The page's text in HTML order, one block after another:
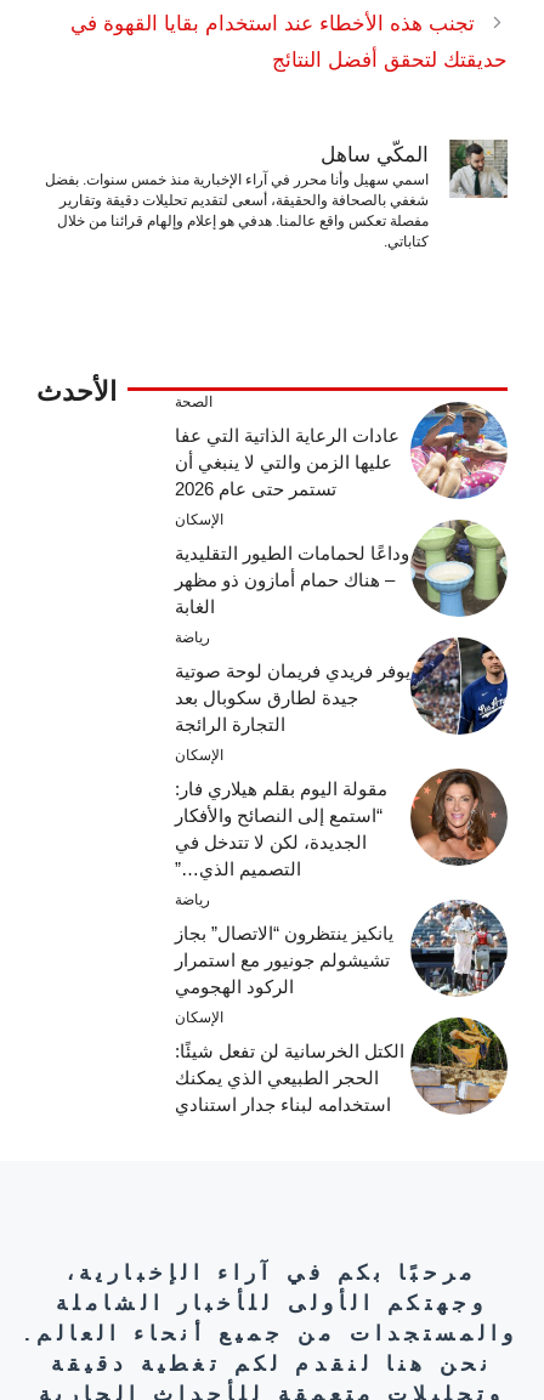
تجنب هذه الأخطاء عند استخدام بقايا القهوة في
حديقتك لتحقق أفضل النتائج
المكّي ساهل
اسمي سهيل وأنا محرر في آراء الإخبارية منذ خمس سنوات. بفضل
شغفي بالصحافة والحقيقة، أسعى لتقديم تحليلات دقيقة وتقارير
مفصلة تعكس واقع عالمنا. هدفي هو إعلام وإلهام قرائنا من خلال
كتاباتي.
الأحدث الصحة
عادات الرعاية الذاتية التي عفا
عليها الزمن والتي لا ينبغي أن
تستمر حتى عام 2026
الإسكان
وداعًا لحمامات الطيور التقليدية
– هناك حمام أمازون ذو مظهر
الغابة
رياضة
يوفر فريدي فريمان لوحة صوتية
جيدة لطارق سكوبال بعد
التجارة الرائجة
الإسكان
مقولة اليوم بقلم هيلاري فار:
“استمع إلى النصائح والأفكار
الجديدة، لكن لا تتدخل في
التصميم الذي…”
رياضة
يانكيز ينتظرون “الاتصال” بجاز
تشيشولم جونيور مع استمرار
الركود الهجومي
الإسكان
الكتل الخرسانية لن تفعل شيئًا:
الحجر الطبيعي الذي يمكنك
استخدامه لبناء جدار استنادي
مرحبًا بكم في آراء الإخبارية،
وجهتكم الأولى للأخبار الشاملة
والمستجدات من جميع أنحاء العالم.
نحن هنا لنقدم لكم تغطية دقيقة
وتحليلات متعمقة للأحداث الجارية